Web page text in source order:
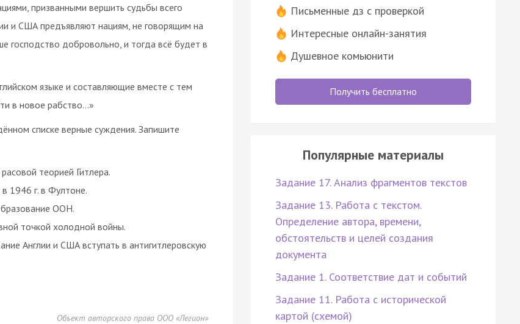
призванными вершить судьбы всего
и США предъявляют нациям, не говорящим на
господство добровольно, и тогда всё будет в
языке и составляющие вместе с тем
в новое рабство…»
списке верные суждения. Запишите
теорией Гитлера.
1946 г. в Фултоне.
ООН.
точкой холодной войны.
Англии и США вступать в антигитлеровскую
Объект авторского права ООО «Легион»
Письменные дз с проверкой
Интересные онлайн-занятия
Душевное комьюнити
Получить бесплатно
Популярные материалы
Задание 17. Анализ фрагментов текстов
Задание 13. Работа с текстом.
Определение автора, времени,
обстоятельств и целей создания
документа
Задание 1. Соответствие дат и событий
Задание 11. Работа с исторической
картой (схемой)